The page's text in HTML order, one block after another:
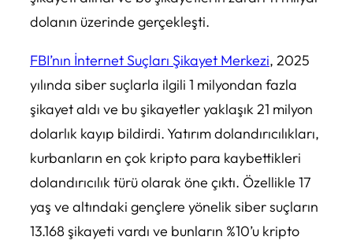
dolanın üzerinde gerçekleşti.
FBI’nın İnternet Suçları Şikayet Merkezi, 2025
yılında siber suçlarla ilgili 1 milyondan fazla
şikayet aldı ve bu şikayetler yaklaşık 21 milyon
dolarlık kayıp bildirdi. Yatırım dolandırıcılıkları,
kurbanların en çok kripto para kaybettikleri
dolandırıcılık türü olarak öne çıktı. Özellikle 17
yaş ve altındaki gençlere yönelik siber suçların
13.168 şikayeti vardı ve bunların %10’u kripto